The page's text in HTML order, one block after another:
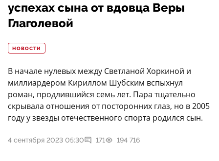
успехах сына от вдовца Веры
Глаголевой
НОВОСТИ
В начале нулевых между Светланой Хоркиной и
миллиардером Кириллом Шубским вспыхнул
роман, продлившийся семь лет. Пара тщательно
скрывала отношения от посторонних глаз, но в 2005
году у звезды отечественного спорта родился сын.
4 сентября 2023 05:30 171 194 716